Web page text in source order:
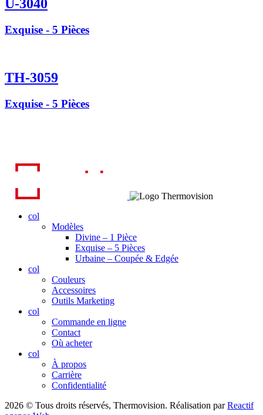
U-3040
Exquise - 5 Pièces
TH-3059
Exquise - 5 Pièces
col
Modèles
Divine – 1 Pièce
Exquise – 5 Pièces
Urbaine – Coupée & Edgée
col
Couleurs
Accessoires
Outils Marketing
col
Commande en ligne
Contact
Où acheter
col
À propos
Carrière
Confidentialité
2026 © Tous droits réservés, Thermovision. Réalisation parReactif